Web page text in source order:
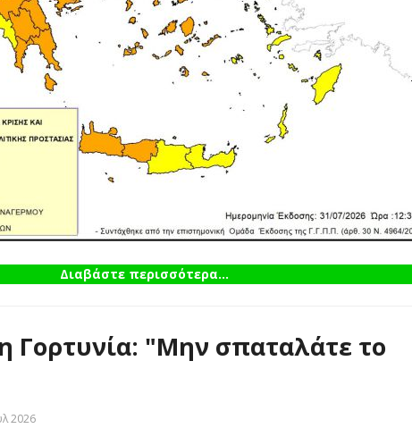
Διαβάστε περισσότερα...
Γορτυνία: "Μην σπαταλάτε το
2026